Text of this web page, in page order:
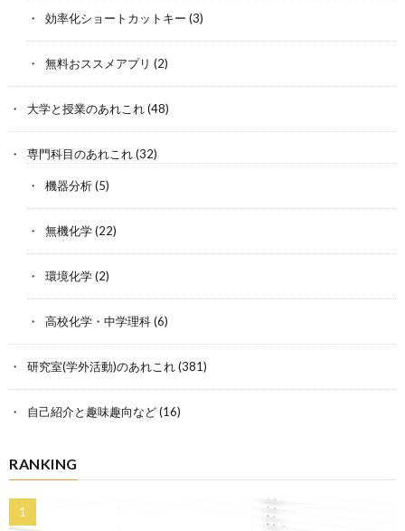
効率化ショートカットキー (3)
無料おススメアプリ (2)
大学と授業のあれこれ(48)
専門科目のあれこれ(32)
機器分析(5)
無機化学(22)
環境化学(2)
高校化学・中学理科(6)
研究室(学外活動)のあれこれ(381)
自己紹介と趣味趣向など(16)
RANKING